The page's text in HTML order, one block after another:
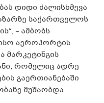
დიდი ძალისხმევა
საქართველოს
– ამბობს
აეროპორტის
მარკეტინგის
რომელიც ადრე
გაერთიანებაში
მუშაობდა.